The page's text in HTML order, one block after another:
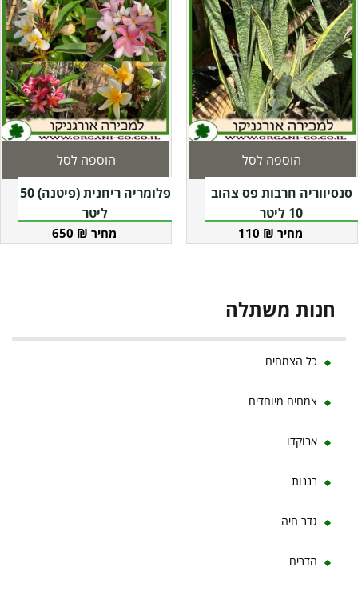
סנסיווריה חרבות פס צהוב
10 ליטר
110 ₪
הוספה לסל
פלומריה ריחנית (פיטנה) 50
ליטר
650 ₪
הוספה לסל
חנות משתלה
כל הצמחים
צמחים מיוחדים
אבוקדו
בננות
גדר חיה
הדרים